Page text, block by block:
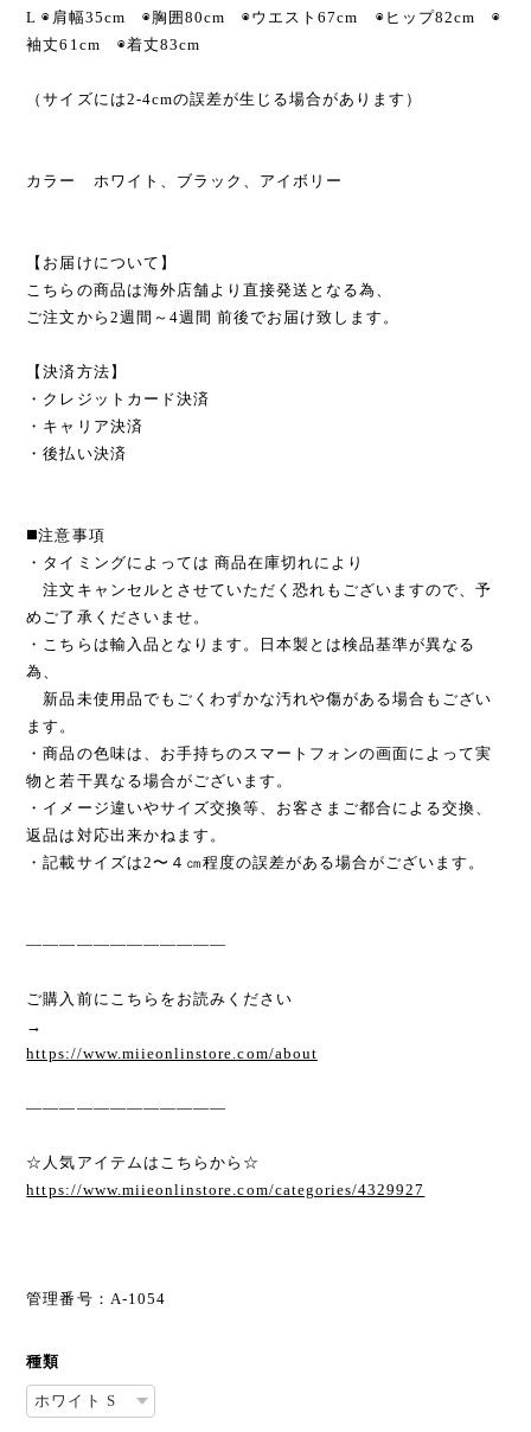
L ◉肩幅35cm ◉胸囲80cm ◉ウエスト67cm ◉ヒップ82cm ◉
袖丈61cm ◉着丈83cm
（サイズには2-4cmの誤差が生じる場合があります）
カラー ホワイト、ブラック、アイボリー
【お届けについて】
こちらの商品は海外店舗より直接発送となる為、
ご注文から2週間～4週間 前後でお届け致します。
【決済方法】
・クレジットカード決済
・キャリア決済
・後払い決済
◼️注意事項
・タイミングによっては 商品在庫切れにより
注文キャンセルとさせていただく恐れもございますので、予
めご了承くださいませ。
・こちらは輸入品となります。日本製とは検品基準が異なる
為、
新品未使用品でもごくわずかな汚れや傷がある場合もござい
ます。
・商品の色味は、お手持ちのスマートフォンの画面によって実
物と若干異なる場合がございます。
・イメージ違いやサイズ交換等、お客さまご都合による交換、
返品は対応出来かねます。
・記載サイズは2〜４㎝程度の誤差がある場合がございます。
————————————
ご購入前にこちらをお読みください
→
https://www.miieonlinstore.com/about
————————————
☆人気アイテムはこちらから☆
https://www.miieonlinstore.com/categories/4329927
管理番号：A-1054
種類